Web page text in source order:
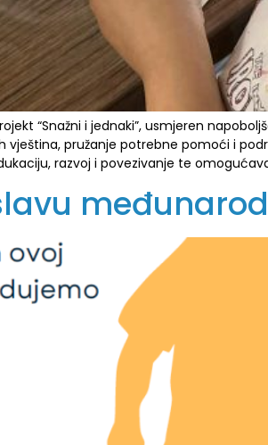
“Snažni i jednaki”, usmjeren
vještina, pružanje potrebne pomoći i
razvoj i povezivanje te